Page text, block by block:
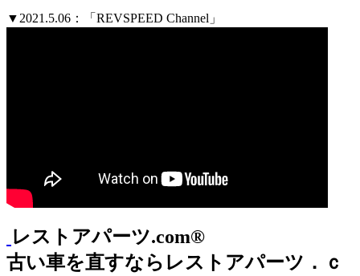
▼2021.5.06：「REVSPEED Channel」
レストアパーツ.com®
古い車を直すならレストアパーツ．ｃ